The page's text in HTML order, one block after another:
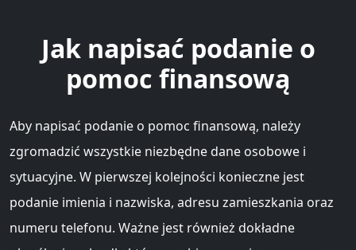
Jak napisać podanie o
pomoc finansową
Aby napisać podanie o pomoc finansową, należy
zgromadzić wszystkie niezbędne dane osobowe i
sytuacyjne. W pierwszej kolejności konieczne jest
podanie imienia i nazwiska, adresu zamieszkania oraz
numeru telefonu. Ważne jest również dokładne